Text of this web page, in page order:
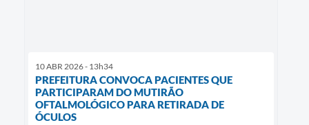
10 ABR 2026 - 13h34
PREFEITURA CONVOCA PACIENTES QUE
PARTICIPARAM DO MUTIRÃO
OFTALMOLÓGICO PARA RETIRADA DE
ÓCULOS